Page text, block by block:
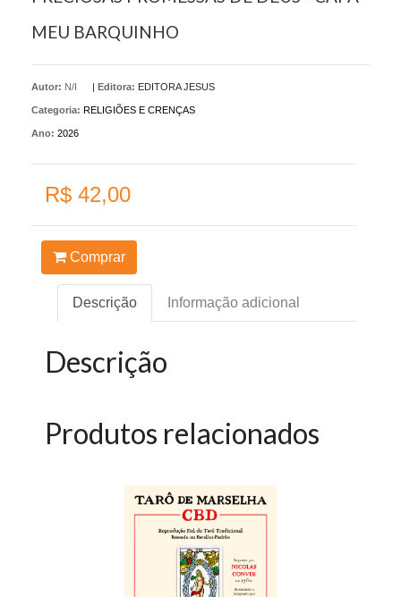
MEU BARQUINHO
Autor: N/I |Editora: EDITORA JESUS
Categoria: RELIGIÕES E CRENÇAS
Ano: 2026
R$ 42,00
Comprar
Descrição Informação adicional
Descrição
Produtos relacionados